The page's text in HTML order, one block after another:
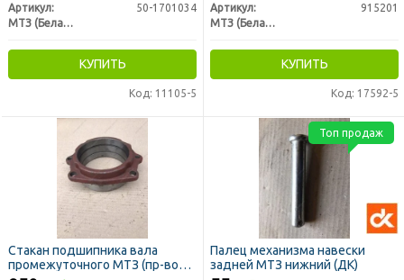
Артикул:
50-1701034
МТЗ (Беларусь)
КУПИТЬ
Код: 11105-5
Артикул:
915201
МТЗ (Беларусь)
КУПИТЬ
Код: 17592-5
Стакан подшипника вала
промежуточного МТЗ (пр-во
Палец механизма навески
задней МТЗ нижний (ДК)
Топ продаж